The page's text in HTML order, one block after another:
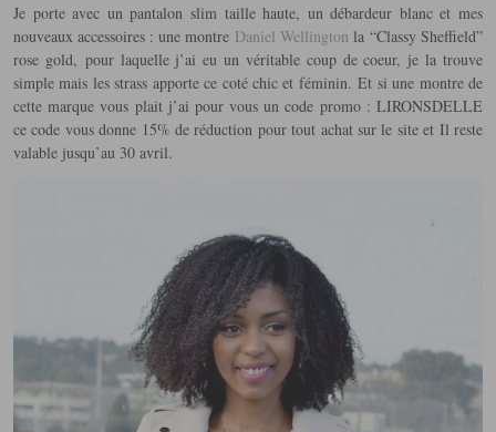
Je porte avec un pantalon slim taille haute, un débardeur blanc et mes
nouveaux accessoires : une montre Daniel Wellington la “Classy Sheffield”
rose gold, pour laquelle j’ai eu un véritable coup de coeur, je la trouve
simple mais les strass apporte ce coté chic et féminin. Et si une montre de
cette marque vous plait j’ai pour vous un code promo : LIRONSDELLE
ce code vous donne 15% de réduction pour tout achat sur le site et Il reste
valable jusqu’au 30 avril.